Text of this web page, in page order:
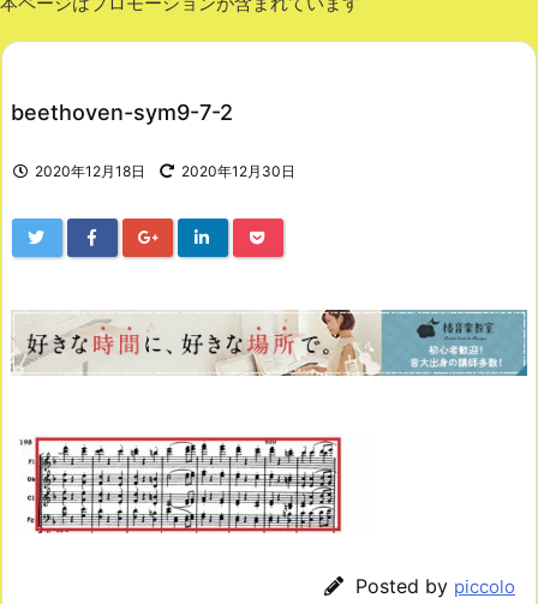
beethoven-sym9-7-2
2020年12月18日 2020年12月30日
Posted by piccolo